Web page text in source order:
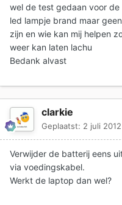
wel de test gedaan voor
led lampje brand maar
zijn en wie kan mij helpen
weer kan laten lachu
Bedank alvast
clarkie
Geplaatst: 2 juli 2012
Verwijder de batterij eens
via voedingskabel.
Werkt de laptop dan wel?